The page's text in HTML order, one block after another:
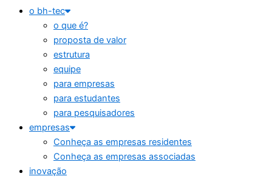
o bh-tec
o que é?
proposta de valor
estrutura
equipe
para empresas
para estudantes
para pesquisadores
empresas
Conheça as empresas residentes
Conheça as empresas associadas
inovação